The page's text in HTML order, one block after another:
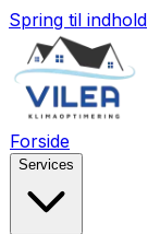
Spring til indhold
Forside
Services